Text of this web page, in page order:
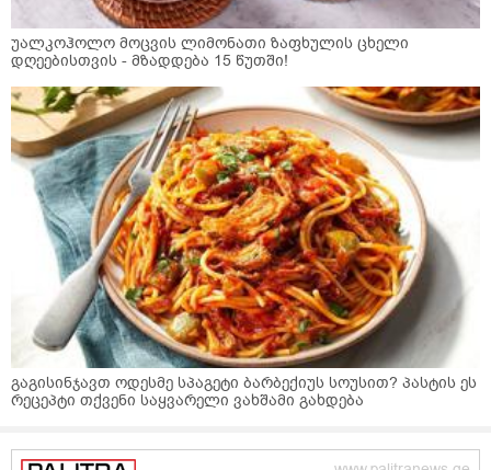
უალკოჰოლო მოცვის ლიმონათი ზაფხულის ცხელი
დღეებისთვის - მზადდება 15 წუთში!
გაგისინჯავთ ოდესმე სპაგეტი ბარბექიუს სოუსით? პასტის ეს
რეცეპტი თქვენი საყვარელი ვახშამი გახდება